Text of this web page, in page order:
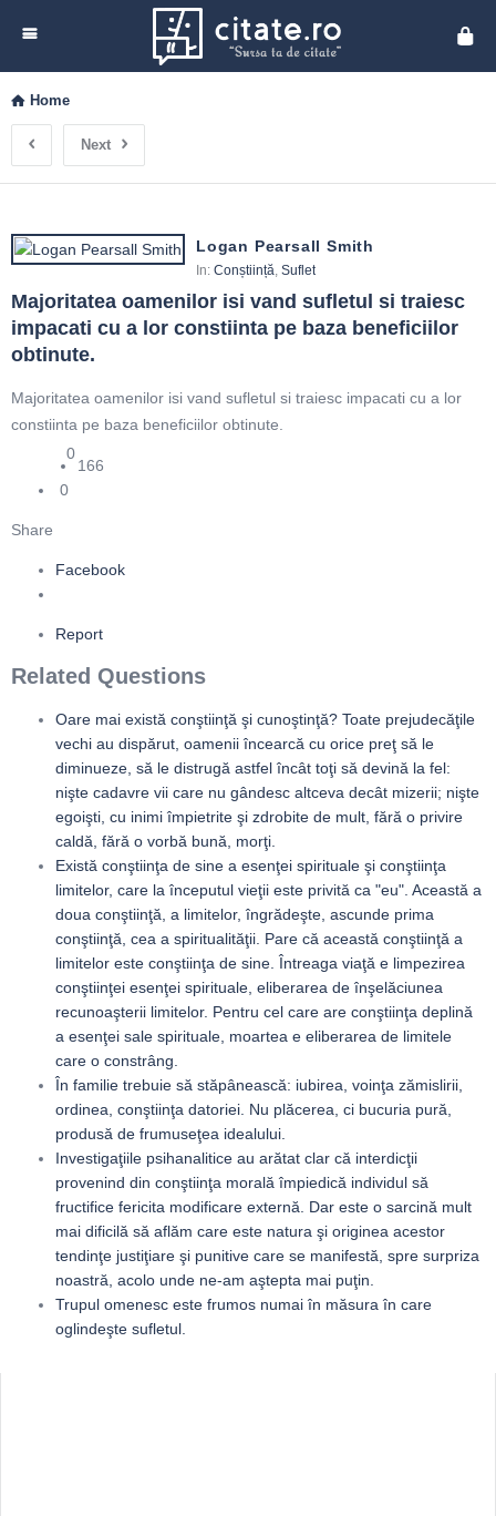
Home
Next
Logan Pearsall Smith
In: Conștiință, Suflet
Majoritatea oamenilor isi vand sufletul si traiesc
impacati cu a lor constiinta pe baza beneficiilor
obtinute.
Majoritatea oamenilor isi vand sufletul si traiesc impacati cu a lor
constiinta pe baza beneficiilor obtinute.
0
166
0
Share
Facebook
Report
Related Questions
Oare mai există conştiinţă şi cunoştinţă? Toate prejudecăţile
vechi au dispărut, oamenii încearcă cu orice preţ să le
diminueze, să le distrugă astfel încât toţi să devină la fel:
nişte cadavre vii care nu gândesc altceva decât mizerii; nişte
egoişti, cu inimi împietrite şi zdrobite de mult, fără o privire
caldă, fără o vorbă bună, morţi.
Există conştiinţa de sine a esenţei spirituale şi conştiinţa
limitelor, care la începutul vieţii este privită ca "eu". Această a
doua conştiinţă, a limitelor, îngrădeşte, ascunde prima
conştiinţă, cea a spiritualităţii. Pare că această conştiinţă a
limitelor este conştiinţa de sine. Întreaga viaţă e limpezirea
conştiinţei esenţei spirituale, eliberarea de înşelăciunea
recunoaşterii limitelor. Pentru cel care are conştiinţa deplină
a esenţei sale spirituale, moartea e eliberarea de limitele
care o constrâng.
În familie trebuie să stăpânească: iubirea, voinţa zămislirii,
ordinea, conştiinţa datoriei. Nu plăcerea, ci bucuria pură,
produsă de frumuseţea idealului.
Investigaţiile psihanalitice au arătat clar că interdicţii
provenind din conştiinţa morală împiedică individul să
fructifice fericita modificare externă. Dar este o sarcină mult
mai dificilă să aflăm care este natura şi originea acestor
tendinţe justiţiare şi punitive care se manifestă, spre surpriza
noastră, acolo unde ne-am aştepta mai puţin.
Trupul omenesc este frumos numai în măsura în care
oglindeşte sufletul.